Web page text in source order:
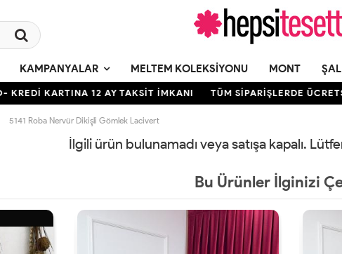
KAMPANYALAR MELTEM KOLEKSIYONU MONT ŞAL
KARTINA 12 AY TAKSİT İMKANI TÜM SİPARİŞLERDE
5141 Roba Nervür Dikişli Gömlek Lacivert
İlgili ürün bulunamadı veya satışa kapalı.
Bu Ürünler İlginizi